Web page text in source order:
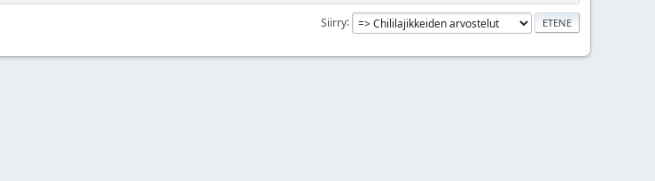
Siirry